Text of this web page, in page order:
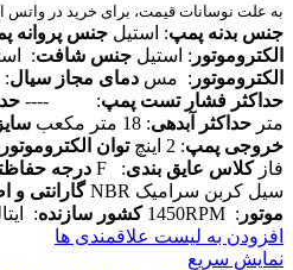
به علت نوسانات قیمت، برای خرید در واتس
جنس بدنه پمپ: استیل جنس پروانه
الکتروموتور : استیل جنس شافت:
الکتروموتور : مس دمای مجاز سیال: 0 تا +40
حداکثر فشار تست پمپ: ----
متر حداکثر آبدهی: 18 متر مکعب
خروجی پمپ: 2 اینچ توان الکتروموتور
فازکلاس عایق بندی: F درجه
سیل کربن سرامیک NBR
گارانتی و
موتور : 1450RPM کشور سازنده:
افزودن به لیست علاقمندی ها
نمایش سریع